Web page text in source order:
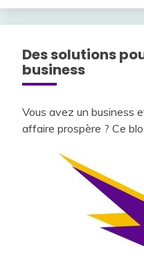
Des solutions
business
Vous avez un business
affaire prospère ? Ce